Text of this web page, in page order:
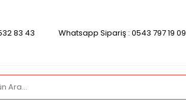
83 43 Whatsapp Sipariş : 0543 797 19 09